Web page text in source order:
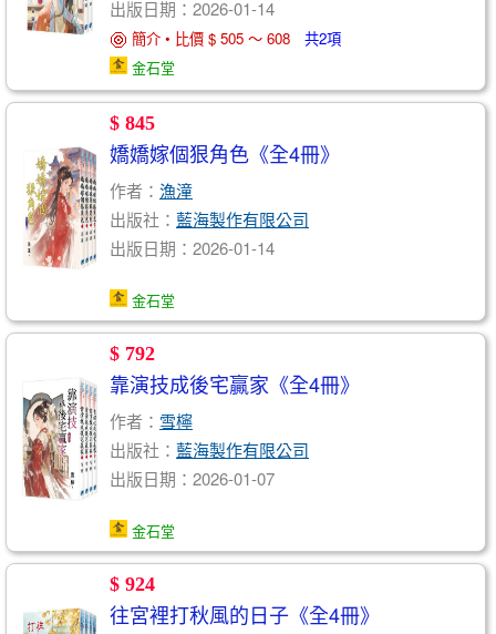
出版日期：2026-01-14
簡介 • 比價 $ 505 ～ 608 共2項
金石堂
$ 845
嬌嬌嫁個狠角色《全4冊》
作者： 漁潼
出版社： 藍海製作有限公司
出版日期：2026-01-14
金石堂
$ 792
靠演技成後宅贏家《全4冊》
作者： 雪檸
出版社： 藍海製作有限公司
出版日期：2026-01-07
金石堂
$ 924
往宮裡打秋風的日子《全4冊》